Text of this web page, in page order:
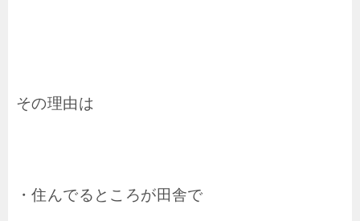
その理由は
・住んでるところが田舎で